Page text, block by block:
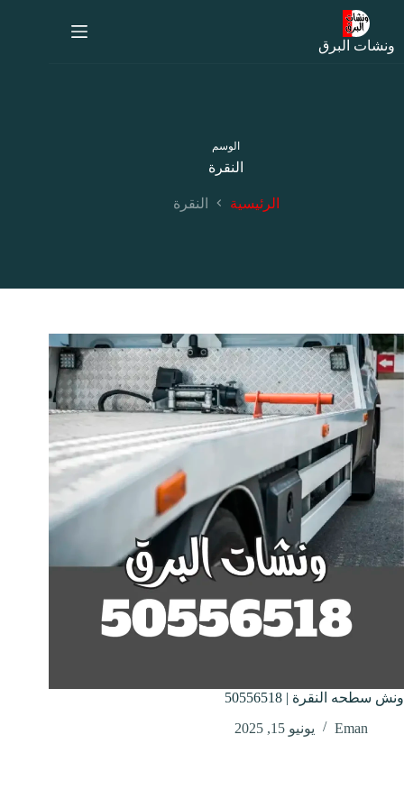
المحتوى
ونشات البرق
الوسم
النقرة
الرئيسية النقرة
ونش سطحه النقرة | 50556518
Eman
يونيو 15, 2025